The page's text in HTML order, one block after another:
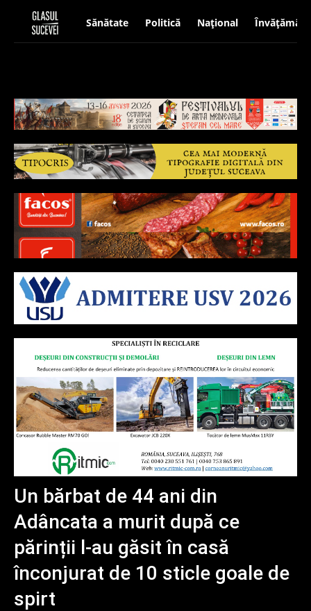
Sănătate Politică Național Învățământ
Un bărbat de 44 ani din
Adâncata a murit după ce
părinții l-au găsit în casă
înconjurat de 10 sticle goale de
spirt